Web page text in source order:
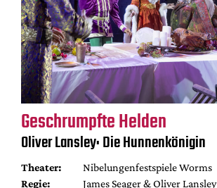
Geschrumpfte Helden
Oliver Lansley: Die Hunnenkönigin
Theater:
Nibelungenfestspiele Worms
Regie:
James Seager & Oliver Lansley